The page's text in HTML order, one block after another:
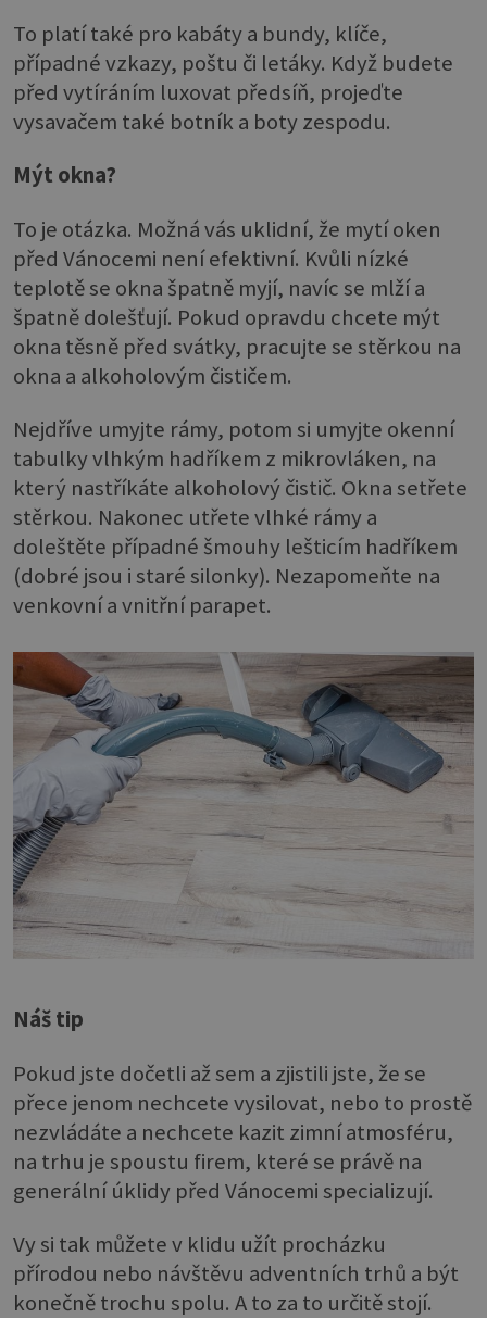
To platí také pro kabáty a bundy, klíče,
případné vzkazy, poštu či letáky. Když budete
před vytíráním luxovat předsíň, projeďte
vysavačem také botník a boty zespodu.
Mýt okna?
To je otázka. Možná vás uklidní, že mytí oken
před Vánocemi není efektivní. Kvůli nízké
teplotě se okna špatně myjí, navíc se mlží a
špatně dolešťují. Pokud opravdu chcete mýt
okna těsně před svátky, pracujte se stěrkou na
okna a alkoholovým čističem.
Nejdříve umyjte rámy, potom si umyjte okenní
tabulky vlhkým hadříkem z mikrovláken, na
který nastříkáte alkoholový čistič. Okna setřete
stěrkou. Nakonec utřete vlhké rámy a
doleštěte případné šmouhy lešticím hadříkem
(dobré jsou i staré silonky). Nezapomeňte na
venkovní a vnitřní parapet.
Náš tip
Pokud jste dočetli až sem a zjistili jste, že se
přece jenom nechcete vysilovat, nebo to prostě
nezvládáte a nechcete kazit zimní atmosféru,
na trhu je spoustu firem, které se právě na
generální úklidy před Vánocemi specializují.
Vy si tak můžete v klidu užít procházku
přírodou nebo návštěvu adventních trhů a být
konečně trochu spolu. A to za to určitě stojí.